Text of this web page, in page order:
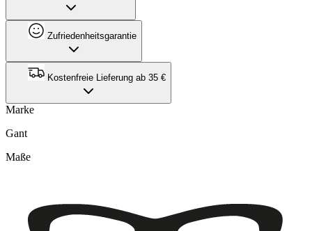
Zufriedenheitsgarantie
Kostenfreie Lieferung ab 35 €
Marke
Gant
Maße